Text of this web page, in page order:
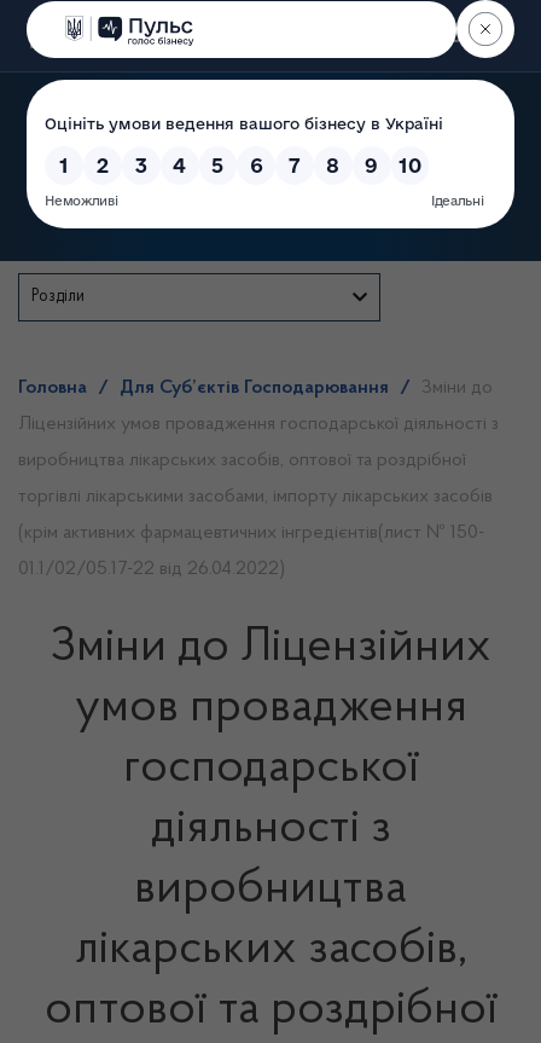
Пошук
Розділи
Головна / Для Суб’єктів Господарювання /
Зміни до
Ліцензійних умов провадження господарської діяльності з
виробництва лікарських засобів, оптової та роздрібної
торгівлі лікарськими засобами, імпорту лікарських засобів
(крім активних фармацевтичних інгредієнтів(лист № 150-
01.1/02/05.17-22 від 26.04.2022)
Зміни до Ліцензійних
умов провадження
господарської
діяльності з
виробництва
лікарських засобів,
оптової та роздрібної